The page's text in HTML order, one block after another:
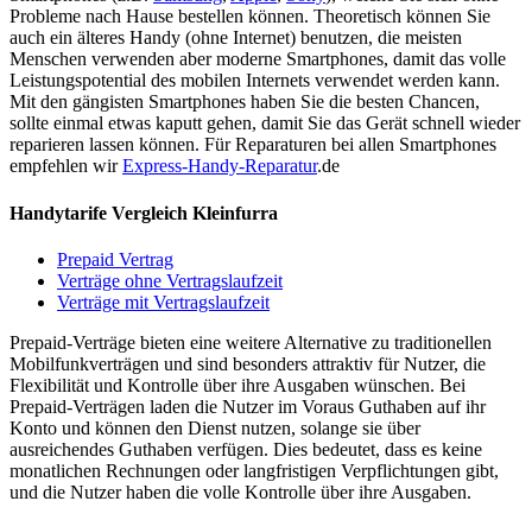
Probleme nach Hause bestellen können. Theoretisch können Sie
auch ein älteres Handy (ohne Internet) benutzen, die meisten
Menschen verwenden aber moderne Smartphones, damit das volle
Leistungspotential des mobilen Internets verwendet werden kann.
Mit den gängisten Smartphones haben Sie die besten Chancen,
sollte einmal etwas kaputt gehen, damit Sie das Gerät schnell wieder
reparieren lassen können. Für Reparaturen bei allen Smartphones
empfehlen wirExpress-Handy-Reparatur.de
Handytarife Vergleich Kleinfurra
Prepaid Vertrag
Verträge ohne Vertragslaufzeit
Verträge mit Vertragslaufzeit
Prepaid-Verträge bieten eine weitere Alternative zu traditionellen
Mobilfunkverträgen und sind besonders attraktiv für Nutzer, die
Flexibilität und Kontrolle über ihre Ausgaben wünschen. Bei
Prepaid-Verträgen laden die Nutzer im Voraus Guthaben auf ihr
Konto und können den Dienst nutzen, solange sie über
ausreichendes Guthaben verfügen. Dies bedeutet, dass es keine
monatlichen Rechnungen oder langfristigen Verpflichtungen gibt,
und die Nutzer haben die volle Kontrolle über ihre Ausgaben.